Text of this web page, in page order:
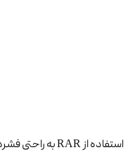
از RARبه راحتی